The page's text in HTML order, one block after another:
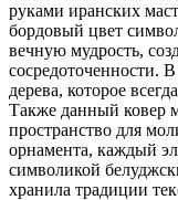
руками иранских
бордовый цвет
вечную мудрость,
сосредоточенности.
дерева, которое
Также данный ковер
пространство для
орнамента, каждый
символикой
хранила традиции